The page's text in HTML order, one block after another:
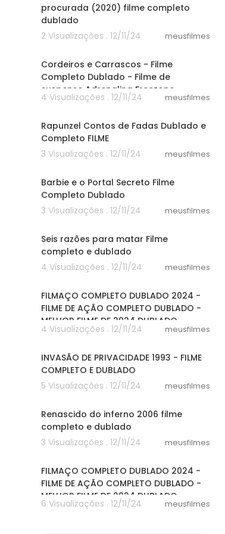
procurada (2020) filme completo
dublado
2 Visualizações . 12/11/24
meusfilmes
Cordeiros e Carrascos - Filme
Completo Dublado - Filme de
suspense Adrenalina Freezone
4 Visualizações . 12/11/24 meusfilmes
Rapunzel Contos de Fadas Dublado e
Completo FILME
3 Visualizações . 12/11/24
meusfilmes
Barbie e o Portal Secreto Filme
Completo Dublado
3 Visualizações . 12/11/24
meusfilmes
Seis razões para matar Filme
completo e dublado
4 Visualizações . 12/11/24
meusfilmes
FILMAÇO COMPLETO DUBLADO 2024 -
FILME DE AÇÃO COMPLETO DUBLADO -
MELHOR FILME DE 2024 DUBLADO
4 Visualizações . 12/11/24 meusfilmes
INVASÃO DE PRIVACIDADE 1993 - FILME
COMPLETO E DUBLADO
5 Visualizações . 12/11/24
meusfilmes
Renascido do inferno 2006 filme
completo e dublado
3 Visualizações . 12/11/24
meusfilmes
FILMAÇO COMPLETO DUBLADO 2024 -
FILME DE AÇÃO COMPLETO DUBLADO -
MELHOR FILME DE 2024 DUBLADO
6 Visualizações . 12/11/24 meusfilmes